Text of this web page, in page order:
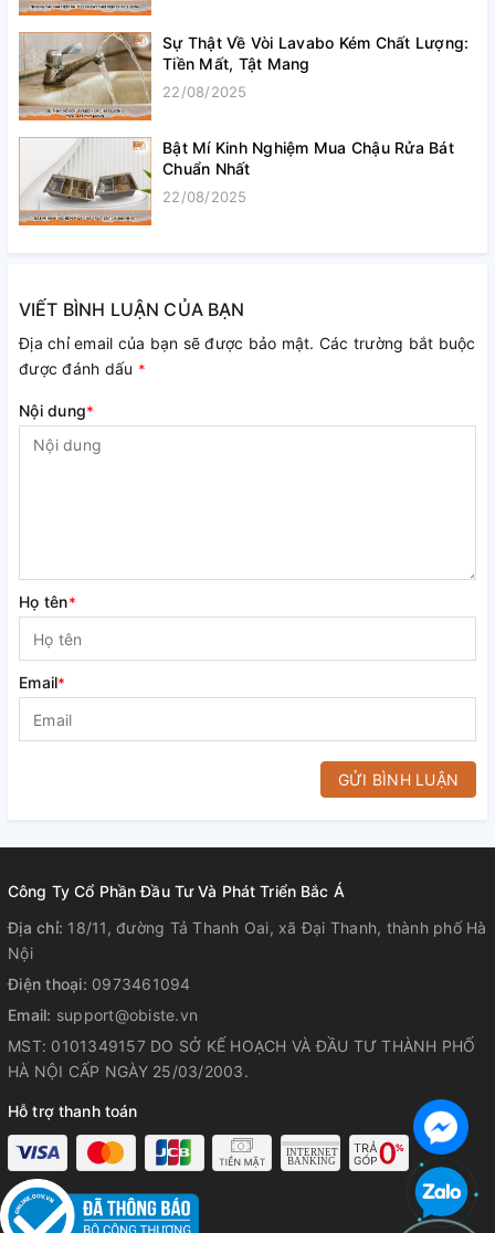
Sự Thật Về Vòi Lavabo Kém Chất Lượng:
Tiền Mất, Tật Mang
22/08/2025
Bật Mí Kinh Nghiệm Mua Chậu Rửa Bát
Chuẩn Nhất
22/08/2025
VIẾT BÌNH LUẬN CỦA BẠN
Địa chỉ email của bạn sẽ được bảo mật. Các trường bắt buộc
được đánh dấu *
Nội dung*
Họ tên*
Email*
GỬI BÌNH LUẬN
Công Ty Cổ Phần Đầu Tư Và Phát Triển Bắc Á
Địa chỉ: 18/11, đường Tả Thanh Oai, xã Đại Thanh, thành phố Hà
Nội
Điện thoại: 0973461094
Email: support@obiste.vn
MST: 0101349157 DO SỞ KẾ HOẠCH VÀ ĐẦU TƯ THÀNH PHỐ
HÀ NỘI CẤP NGÀY 25/03/2003.
Hỗ trợ thanh toán